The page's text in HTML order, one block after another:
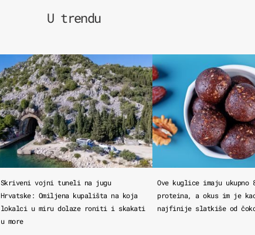
U trendu
Skriveni vojni tuneli na jugu
Hrvatske: Omiljena kupališta na koja
lokalci u miru dolaze roniti i skakati
u more
Ove kuglice imaju ukupno
proteina, a okus im je
najfinije slatkiše od